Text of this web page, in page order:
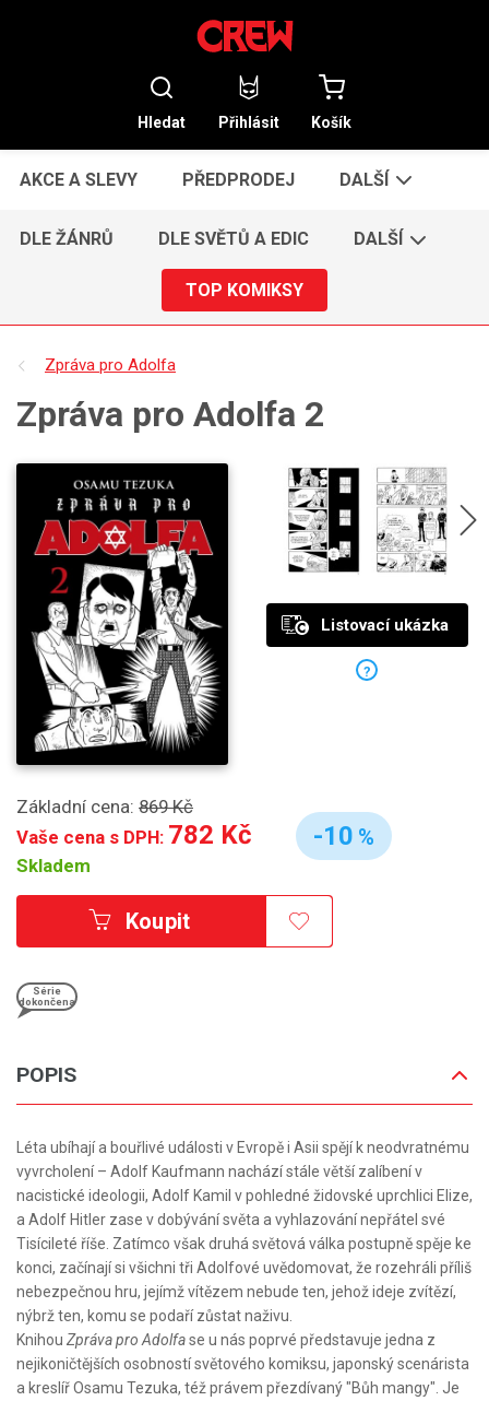
Hledat Přihlásit Košík
AKCE A SLEVY PŘEDPRODEJ DALŠÍ
DLE ŽÁNRŮ DLE SVĚTŮ A EDIC DALŠÍ
TOP KOMIKSY
Zpráva pro Adolfa
Zpráva pro Adolfa 2
Základní cena: 869 Kč
Vaše cena s DPH: 782 Kč
Skladem
-10 %
Koupit
Série
dokončena
POPIS
Léta ubíhají a bouřlivé události v Evropě i Asii spějí k neodvratnému
vyvrcholení – Adolf Kaufmann nachází stále větší zalíbení v
nacistické ideologii, Adolf Kamil v pohledné židovské uprchlici Elize,
a Adolf Hitler zase v dobývání světa a vyhlazování nepřátel své
Tisícileté říše. Zatímco však druhá světová válka postupně spěje ke
konci, začínají si všichni tři Adolfové uvědomovat, že rozehráli příliš
nebezpečnou hru, jejímž vítězem nebude ten, jehož ideje zvítězí,
nýbrž ten, komu se podaří zůstat naživu.
Knihou Zpráva pro Adolfase u nás poprvé představuje jedna z
nejikoničtějších osobností světového komiksu, japonský scenárista
a kreslíř Osamu Tezuka, též právem přezdívaný "Bůh mangy". Je
Listovací ukázka
?